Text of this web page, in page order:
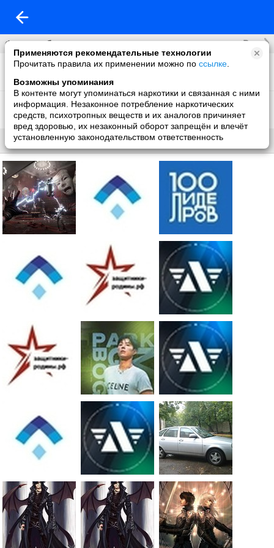
Применяются рекомендательные технологии
Прочитать правила их применении можно по ссылке
Возможны упоминания
В контенте могут упоминаться наркотики и связанная с ними
информация. Незаконное потребление наркотических
средств, психотропных веществ и их аналогов причиняет
вред здоровью, их незаконный оборот запрещён и влечёт
установленную законодательством ответственность
Фотоальбомы Все
Фото со мной
Фон на обложку
1 фото
Без названия